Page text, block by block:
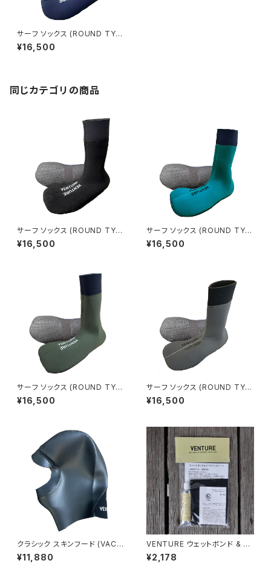
サーフ ソックス (ROUND TYP
¥16,500
同じカテゴリの商品
サーフ ソックス (ROUND TYP
¥16,500
サーフ ソックス (ROUND TYP
¥16,500
サーフ ソックス (ROUND TYP
¥16,500
サーフ ソックス (ROUND TYP
¥16,500
クラシック スキンフード (VAC2
5501)
¥11,880
VENTURE ウェットボンド & リ
¥2,178